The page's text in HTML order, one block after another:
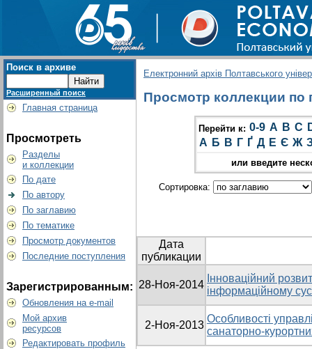
Поиск в архиве
Расширенный поиск
Главная страница
Просмотреть
Разделы
и коллекции
По дате
По автору
По заглавию
По тематике
Просмотр документов
Последние поступления
Зарегистрированным:
Обновления на e-mail
Мой архив
ресурсов
Редактировать профиль
Електронний архів Полтавського
Просмотр коллекции по
Перейти к: 0-9 A B C
А Б В Г Ґ Д Е Є Ж
или введите
Сортировка:
Дата
публикации
28-Ноя-2014
Інноваційний
інформаційному
2-Ноя-2013
Особливості
санаторно-